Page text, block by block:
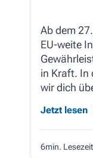
Ab dem
EU‑weite
in Kraft. In
wir dich
Jetzt lesen
6min. Lesezeit